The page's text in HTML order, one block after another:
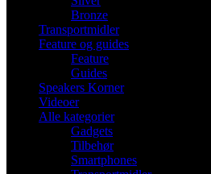
Bronze
Transportmidler
Feature og guides
Feature
Guides
Speakers Korner
Videoer
Alle kategorier
Gadgets
Tilbehør
Smartphones